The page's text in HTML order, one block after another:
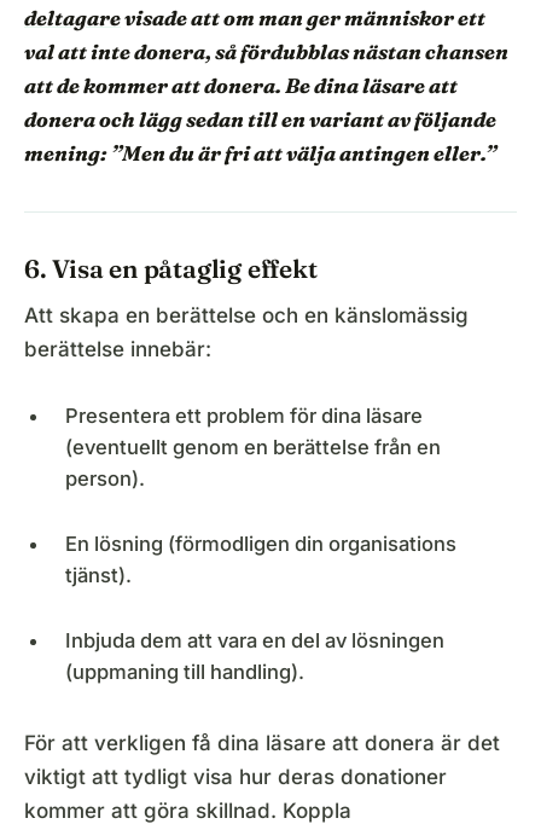
deltagarevisade att om man ger människor ett
val att inte donera, så fördubblas nästan chansen
att de kommer att donera. Be dina läsare att
donera och lägg sedan till en variant av följande
mening: ”Men du är fri att välja antingen eller.”
6. Visa en påtaglig effekt
Att skapa en berättelse och en känslomässig
berättelse innebär:
Presentera ett problem för dina läsare
(eventuellt genom en berättelse från en
person).
En lösning (förmodligen din organisations
tjänst).
Inbjuda dem att vara en del av lösningen
(uppmaning till handling).
För att verkligen få dina läsare att donera är det
viktigt att tydligt visa hur deras donationer
kommer att göra skillnad. Koppla